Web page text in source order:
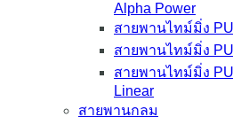
Alpha Power
สายพานไทม์มิ่ง
สายพานไทม์มิ่ง
สายพานไทม์มิ่ง
Linear
สายพานกลม